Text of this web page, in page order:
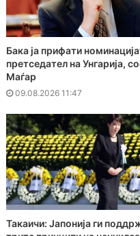
Бака ја прифати
претседател на Унгарија,
Маѓар
09.08.2026 11:47
Такаичи: Јапонија ги